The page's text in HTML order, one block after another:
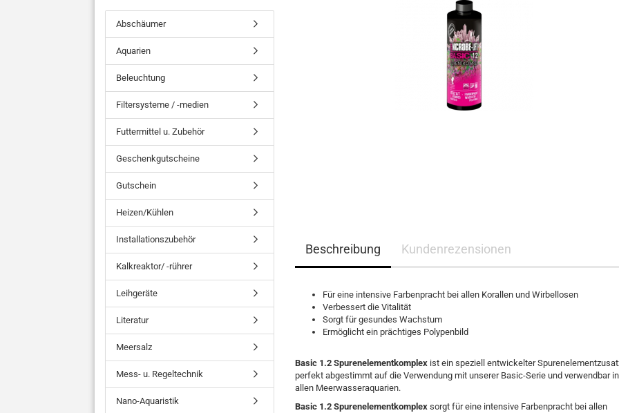
Beschreibung Kundenrezensionen
Für eine intensive Farbenpracht bei allen Korallen und Wirbellosen
Verbessert die Vitalität
Sorgt für gesundes Wachstum
Ermöglicht ein prächtiges Polypenbild
Basic 1.2 Spurenelementkomplex ist ein speziell entwickelter
perfekt abgestimmt auf die Verwendung mit unserer Basic-Serie und verwendbar in
allen Meerwasseraquarien.
Basic 1.2 Spurenelementkomplex sorgt für eine intensive Farbenpracht bei allen
Abschäumer
Aquarien
Beleuchtung
Filtersysteme / -medien
Futtermittel u. Zubehör
Geschenkgutscheine
Gutschein
Heizen/Kühlen
Installationszubehör
Kalkreaktor/ -rührer
Leihgeräte
Literatur
Meersalz
Mess- u. Regeltechnik
Nano-Aquaristik